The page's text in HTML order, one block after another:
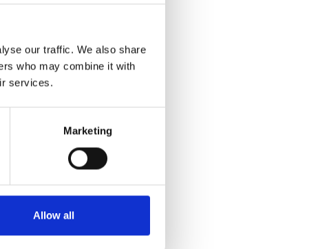
our traffic. We also share
who may combine it with
services.
Marketing
Allow all